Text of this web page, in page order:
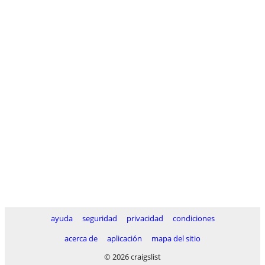
ayuda seguridad privacidad
condiciones
acerca de
aplicación
mapa del sitio
© 2026 craigslist